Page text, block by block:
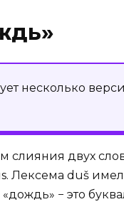
несколько
слияния двух
Лексема duš
− это